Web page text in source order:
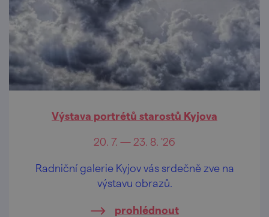
Výstava portrétů starostů Kyjova
20. 7. — 23. 8. '26
Radniční galerie Kyjov vás srdečně zve na
výstavu obrazů.
prohlédnout